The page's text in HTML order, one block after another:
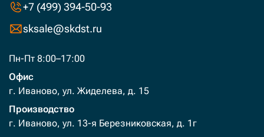
+7 (499) 394-50-93
sksale@skdst.ru
Пн-Пт 8:00–17:00
Офис
г. Иваново, ул. Жиделева, д. 15
Производство
г. Иваново, ул. 13-я Березниковская, д. 1г